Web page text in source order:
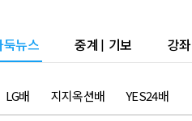
둑뉴스 중계 | 기보 강좌
LG배 지지옥션배 YES24배